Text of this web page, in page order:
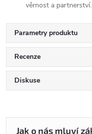
věrnost a partnerství.
Parametry produktu
Recenze
Diskuse